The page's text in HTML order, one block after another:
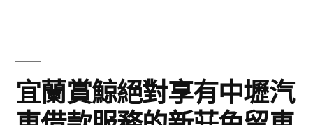
宜蘭賞鯨絕對享有中壢汽